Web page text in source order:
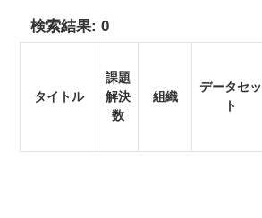
検索結果:0
タイトル
課題
解決
数
組織
データセッ
ト